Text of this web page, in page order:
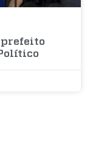
prefeito